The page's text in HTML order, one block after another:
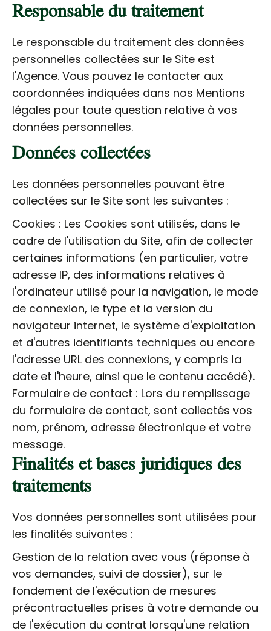
Responsable du traitement
Le responsable du traitement des données
personnelles collectées sur le Site est
l'Agence. Vous pouvez le contacter aux
coordonnées indiquées dans nos Mentions
légales pour toute question relative à vos
données personnelles.
Données collectées
Les données personnelles pouvant être
collectées sur le Site sont les suivantes :
Cookies : Les Cookies sont utilisés, dans le
cadre de l'utilisation du Site, afin de collecter
certaines informations (en particulier, votre
adresse IP, des informations relatives à
l'ordinateur utilisé pour la navigation, le mode
de connexion, le type et la version du
navigateur internet, le système d'exploitation
et d'autres identifiants techniques ou encore
l'adresse URL des connexions, y compris la
date et l'heure, ainsi que le contenu accédé).
Formulaire de contact : Lors du remplissage
du formulaire de contact, sont collectés vos
nom, prénom, adresse électronique et votre
message.
Finalités et bases juridiques des
traitements
Vos données personnelles sont utilisées pour
les finalités suivantes :
Gestion de la relation avec vous (réponse à
vos demandes, suivi de dossier), sur le
fondement de l'exécution de mesures
précontractuelles prises à votre demande ou
de l'exécution du contrat lorsqu'une relation